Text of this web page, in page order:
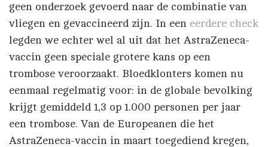
geen onderzoek gevoerd naar de combinatie van
vliegen en gevaccineerd zijn. In een eerdere check
legden we echter wel al uit dat het AstraZeneca-
vaccin geen speciale grotere kans op een
trombose veroorzaakt. Bloedklonters komen nu
eenmaal regelmatig voor: in de globale bevolking
krijgt gemiddeld 1,3 op 1.000 personen per jaar
een trombose. Van de Europeanen die het
AstraZeneca-vaccin in maart toegediend kregen,